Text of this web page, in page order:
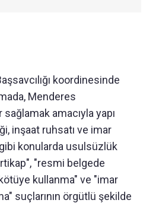
koordinesinde
Menderes
amacıyla yapı
inşaat ruhsatı ve imar
konularda usulsüzlük
"resmi belgede
kullanma" ve "imar
suçlarının örgütlü şekilde